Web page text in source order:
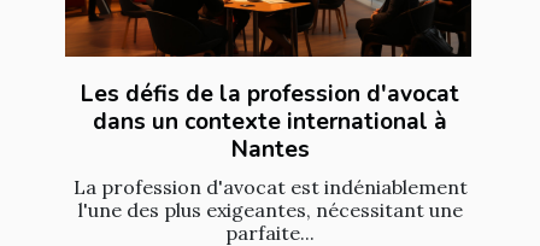
Les défis de la profession d'avocat
dans un contexte international à
Nantes
La profession d'avocat est indéniablement
l'une des plus exigeantes, nécessitant une
parfaite...